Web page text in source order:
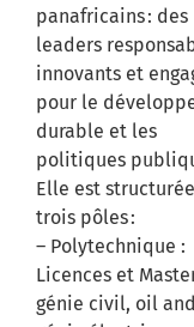
panafricains : des
leaders
innovants et
pour le
durable et les
politiques
Elle est
trois pôles :
– Polytechnique :
Licences et
génie civil, oil